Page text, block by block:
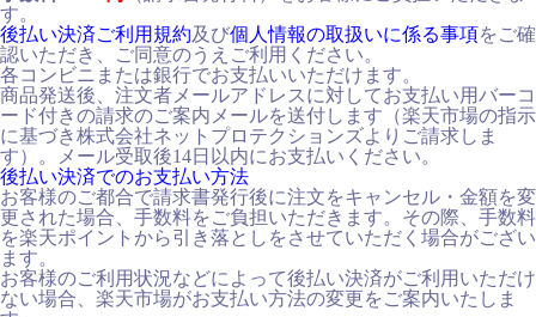
す。
後払い決済ご利用規約及び個人情報の取扱いに係る事項をご確
認いただき、ご同意のうえご利用ください。
各コンビニまたは銀行でお支払いいただけます。
商品発送後、注文者メールアドレスに対してお支払い用バーコ
ード付きの請求のご案内メールを送付します（楽天市場の指示
に基づき株式会社ネットプロテクションズよりご請求しま
す）。メール受取後14日以内にお支払いください。
後払い決済でのお支払い方法
お客様のご都合で請求書発行後に注文をキャンセル・金額を変
更された場合、手数料をご負担いただきます。その際、手数料
を楽天ポイントから引き落としをさせていただく場合がござい
ます。
お客様のご利用状況などによって後払い決済がご利用いただけ
ない場合、楽天市場がお支払い方法の変更をご案内いたしま